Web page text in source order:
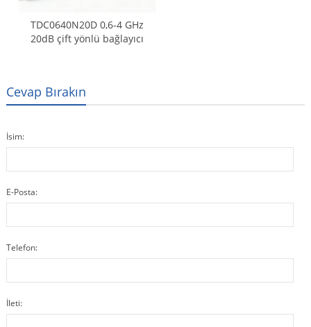
TDC0640N20D 0,6-4 GHz
20dB çift yönlü bağlayıcı
Cevap Bırakın
İsim:
E-Posta:
Telefon:
İleti: